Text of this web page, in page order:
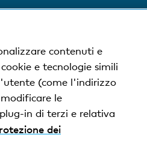
dei dati
Kantonalbank.
contenuti e
e tecnologie simili
(come l'indirizzo
le
in di terzi e relativa
dei